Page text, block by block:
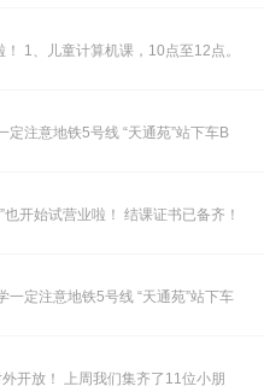
1、儿童计算机课，10点至12点。
注意地铁5号线 “天通苑”站下车B
开始试营业啦！ 结课证书已备齐！
定注意地铁5号线 “天通苑”站下车
开放！ 上周我们集齐了11位小朋